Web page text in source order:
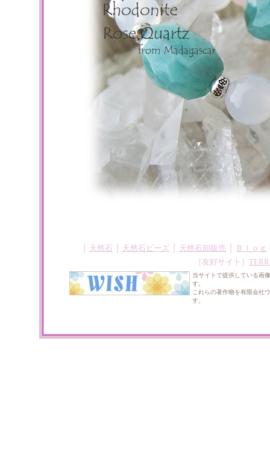
天然石 天然石ビーズ 天然石卸販売 Ｂｌｏｇ
［友好サイト］
当サイトで提供している画
す。
これらの著作物を有限会社
す。